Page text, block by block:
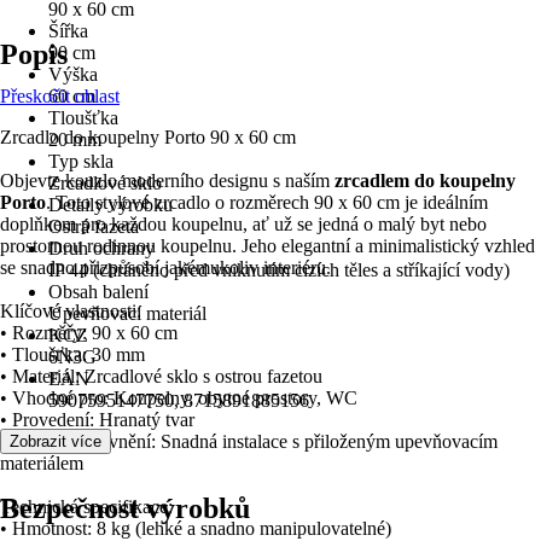
90 x 60 cm
Šířka
90 cm
Výška
60 cm
Tloušťka
20 mm
Typ skla
Zrcadlové sklo
Detaily výrobku
Ostrá fazeta
Druh ochrany
IP 44 (chráněno před vniknutím cizích těles a stříkající vody)
Obsah balení
Upevňovací materiál
KČZ
6N3G
EAN
5907595147750, 8715891885156
Popis
Přeskočit oblast
Zrcadlo do koupelny Porto 90 x 60 cm
Objevte kouzlo moderního designu s naším zrcadlem do koupelny
Porto. Toto stylové zrcadlo o rozměrech 90 x 60 cm je ideálním
doplňkem pro každou koupelnu, ať už se jedná o malý byt nebo
prostornou rodinnou koupelnu. Jeho elegantní a minimalistický vzhled
se snadno přizpůsobí jakémukoliv interiéru.
Klíčové vlastnosti:
• Rozměry: 90 x 60 cm
• Tloušťka: 30 mm
• Materiál: Zrcadlové sklo s ostrou fazetou
• Vhodné pro: Koupelny, obytné prostory, WC
• Provedení: Hranatý tvar
• Závěsné upevnění: Snadná instalace s přiloženým upevňovacím
materiálem
Technická specifikace:
• Hmotnost: 8 kg (lehké a snadno manipulovatelné)
Zobrazit více
Bezpečnost výrobků